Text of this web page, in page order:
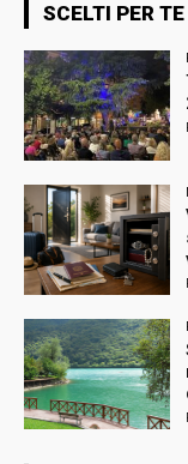
SCELTI PER TE